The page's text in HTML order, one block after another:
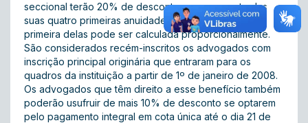
seccional terão 20% de desconto no pagamento das
suas quatro primeiras anuidades, lembrando que a
primeira delas pode ser calculada proporcionalmente.
São considerados recém-inscritos os advogados com
inscrição principal originária que entraram para os
quadros da instituição a partir de 1º de janeiro de 2008.
Os advogados que têm direito a esse benefício também
poderão usufruir de mais 10% de desconto se optarem
pelo pagamento integral em cota única até o dia 21 de